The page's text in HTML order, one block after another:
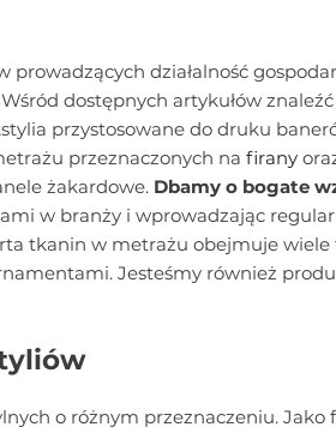
działalność
dostępnych artykułów
przystosowane do druku
przeznaczonych na firany
żakardowe. Dbamy o bogate
w branży i wprowadzając
tkanin w metrażu obejmuje wiele
Jesteśmy również
o różnym przeznaczeniu. Jako